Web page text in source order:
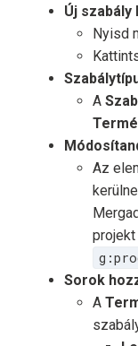
Új
Nyisd
A
Az
projekt
Sorok
A